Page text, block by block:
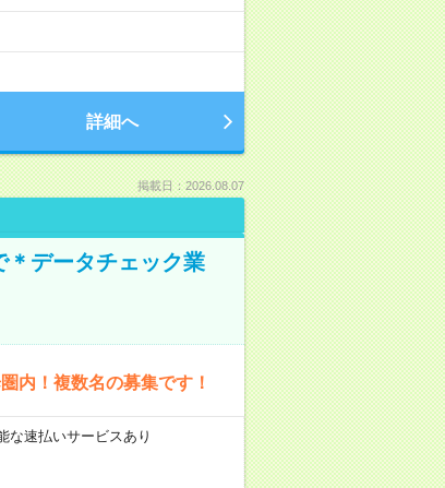
詳細へ
掲載日：2026.08.07
＊データチェック業
内！複数名の募集です！
速払いサービスあり